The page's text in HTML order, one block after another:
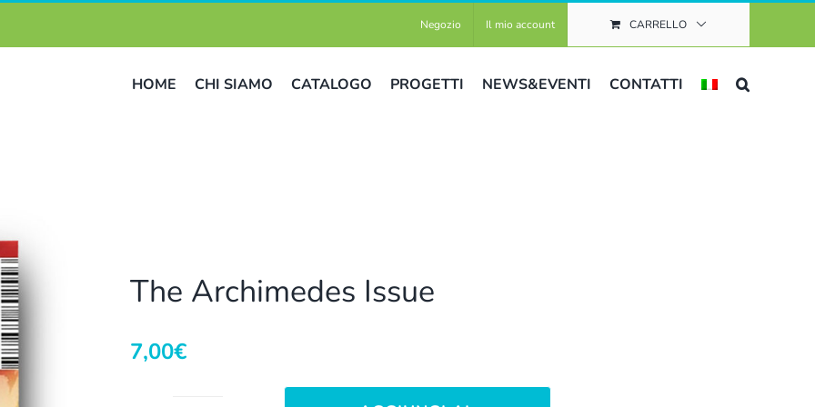
Negozio Il mio account CARRELLO
HOME CHI SIAMO CATALOGO PROGETTI NEWS&EVENTI CONTATTI
The Archimedes Issue
7,00€